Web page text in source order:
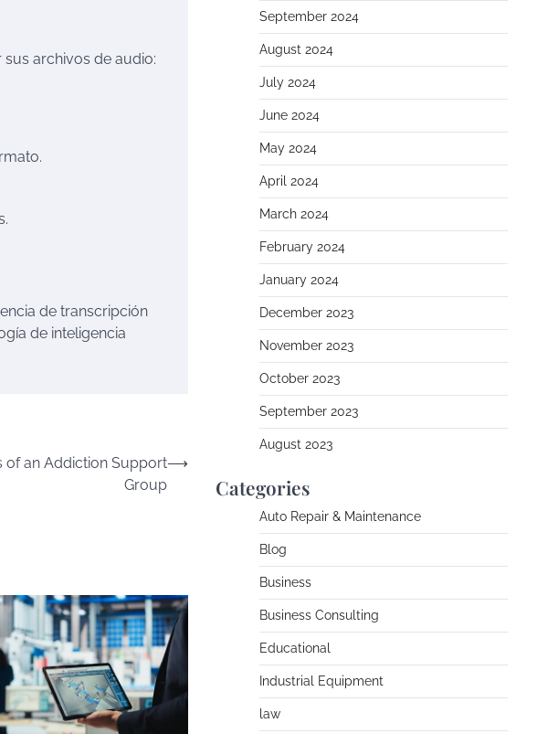
archivos de audio:
de transcripción
de inteligencia
of an Addiction Support
Group
⟶
September 2024
August 2024
July 2024
June 2024
May 2024
April 2024
March 2024
February 2024
January 2024
December 2023
November 2023
October 2023
September 2023
August 2023
Categories
Auto Repair & Maintenance
Blog
Business
Business Consulting
Educational
Industrial Equipment
law